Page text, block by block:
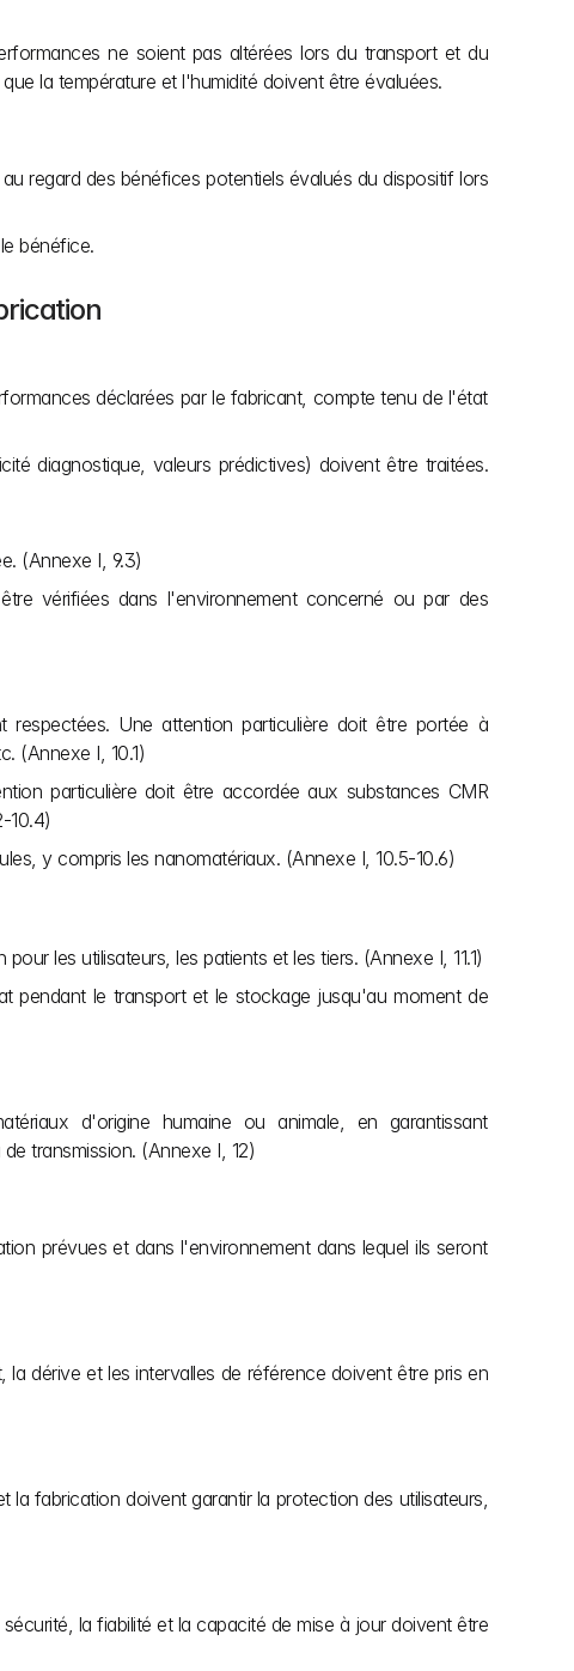
ne soient pas altérées lors du transport et du
la température et l'humidité doivent être évaluées.
regard des bénéfices potentiels évalués du dispositif lors
bénéfice.
déclarées par le fabricant, compte tenu de l'état
diagnostique, valeurs prédictives) doivent être traitées.
(Annexe I, 9.3)
vérifiées dans l'environnement concerné ou par des
Une attention particulière doit être portée à
(Annexe I, 10.1)
particulière doit être accordée aux substances CMR
10.4)
y compris les nanomatériaux. (Annexe I, 10.5-10.6)
les utilisateurs, les patients et les tiers. (Annexe I, 11.1)
pendant le transport et le stockage jusqu'au moment de
d'origine humaine ou animale, en garantissant
transmission. (Annexe I, 12)
prévues et dans l'environnement dans lequel ils seront
dérive et les intervalles de référence doivent être pris en
fabrication doivent garantir la protection des utilisateurs,
la fiabilité et la capacité de mise à jour doivent être